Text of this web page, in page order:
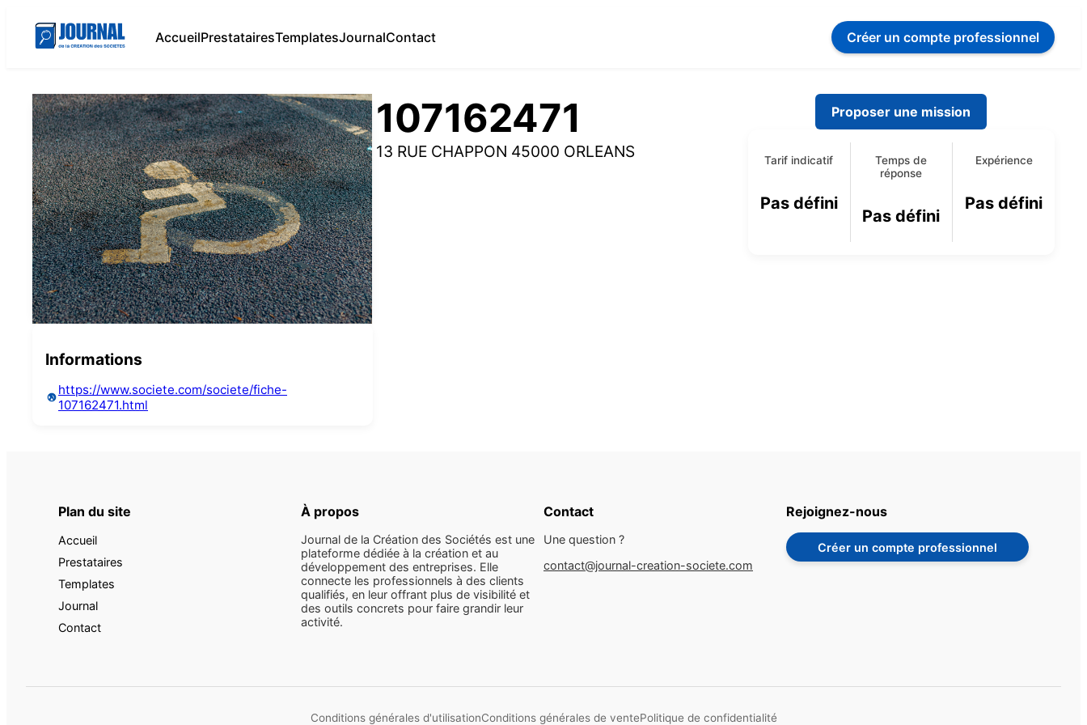
AccueilPrestatairesTemplatesJournalContact Créer un compte professionnel
107162471
13 RUE CHAPPON 45000 ORLEANS
Proposer une mission
Tarif indicatif
Pas défini
Temps de
réponse
Pas défini
Expérience
Pas défini
Informations
https://www.societe.com/societe/fiche-
107162471.html
Plan du site
Accueil
Prestataires
Templates
Journal
Contact
À propos
Journal de la Création des Sociétés est une
plateforme dédiée à la création et au
développement des entreprises. Elle
connecte les professionnels à des clients
qualifiés, en leur offrant plus de visibilité et
des outils concrets pour faire grandir leur
activité.
Contact
Une question ?
contact@journal-creation-societe.com
Rejoignez-nous
Créer un compte professionnel
Conditions générales d'utilisationConditions générales de ventePolitique de confidentialité